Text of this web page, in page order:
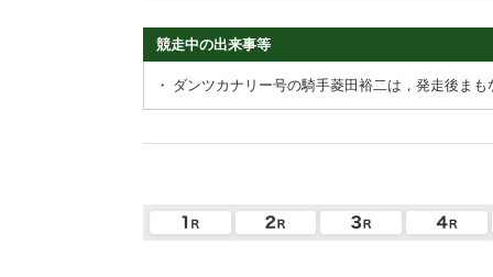
競走中の出来事等
・ ダンツカナリー号の騎手菱田裕二は，発走後ま